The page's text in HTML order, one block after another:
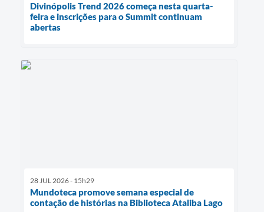
Divinópolis Trend 2026 começa nesta quarta-
feira e inscrições para o Summit continuam
abertas
28 JUL 2026 - 15h29
Mundoteca promove semana especial de
contação de histórias na Biblioteca Ataliba Lago